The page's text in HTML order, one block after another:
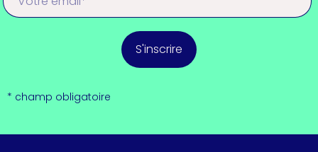
S'inscrire
* champ obligatoire